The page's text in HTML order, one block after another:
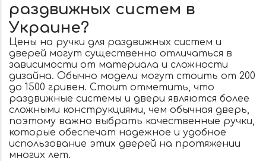
раздвижных систем в
Украине?
Цены на ручки для раздвижных систем и
дверей могут существенно отличаться в
зависимости от материала и сложности
дизайна. Обычно модели могут стоить от 200
до 1500 гривен. Стоит отметить, что
раздвижные системы и двери являются более
сложными конструкциями, чем обычная дверь,
поэтому важно выбрать качественные ручки,
которые обеспечат надежное и удобное
использование этих дверей на протяжении
многих лет.